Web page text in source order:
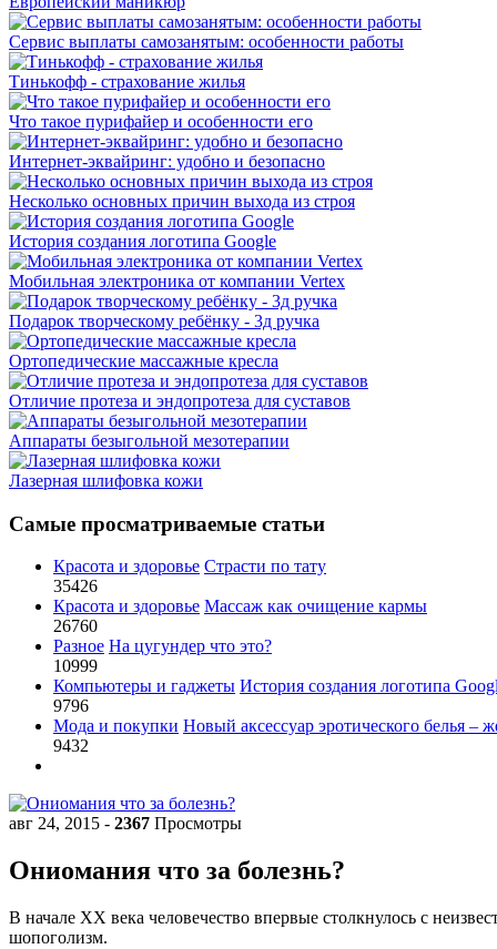
Сервис выплаты самозанятым: особенности работы
Тинькофф - страхование жилья
Что такое пурифайер и особенности его
Интернет-эквайринг: удобно и безопасно
Несколько основных причин выхода из строя
История создания логотипа Google
Мобильная электроника от компании Vertex
Подарок творческому ребёнку - 3д ручка
Ортопедические массажные кресла
Отличие протеза и эндопротеза для суставов
Аппараты безыгольной мезотерапии
Лазерная шлифовка кожи
Самые просматриваемые статьи
Красота и здоровье Страсти по тату
35426
Красота и здоровье Массаж как очищение кармы
26760
Разное На цугундер что это?
10999
Компьютеры и гаджеты История создания логотипа
9796
Мода и покупки Новый аксессуар эротического белья –
9432
авг 24, 2015 - 2367 Просмотры
Ониомания что за болезнь?
В начале XX века человечество впервые столкнулось с
шопоголизм.